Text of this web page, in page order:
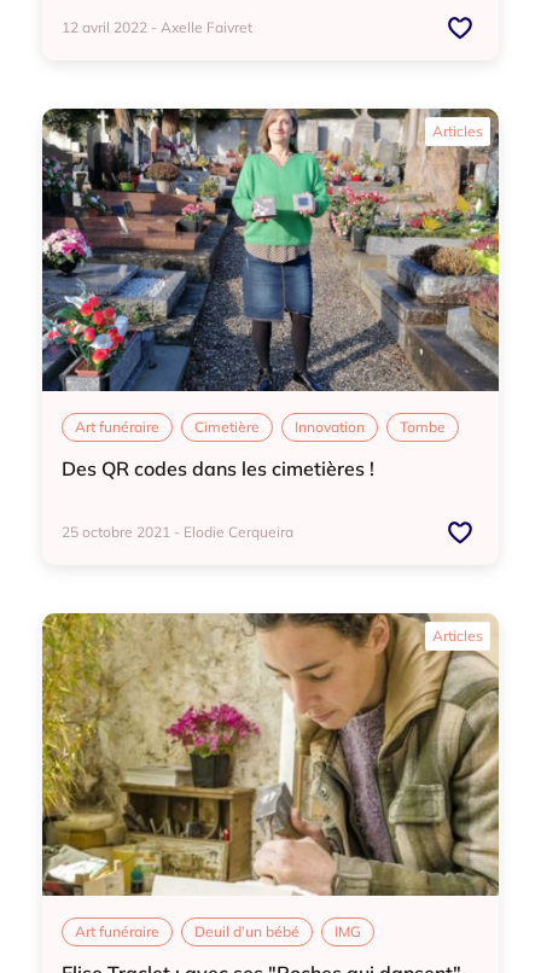
12 avril 2022 - Axelle Faivret
Art funéraire Cimetière Innovation Tombe
Des QR codes dans les cimetières !
25 octobre 2021 - Elodie Cerqueira
Articles
Art funéraire Deuil d’un bébé IMG
Articles